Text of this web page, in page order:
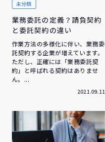
未分類
業務委託の定義？請負契約
と委託契約の違い
作業方法の多様化に伴い、業務委
託契約する企業が増えています。
ただし、正確には「業務委託契
約」と呼ばれる契約はありませ
ん。...
2021.09.11